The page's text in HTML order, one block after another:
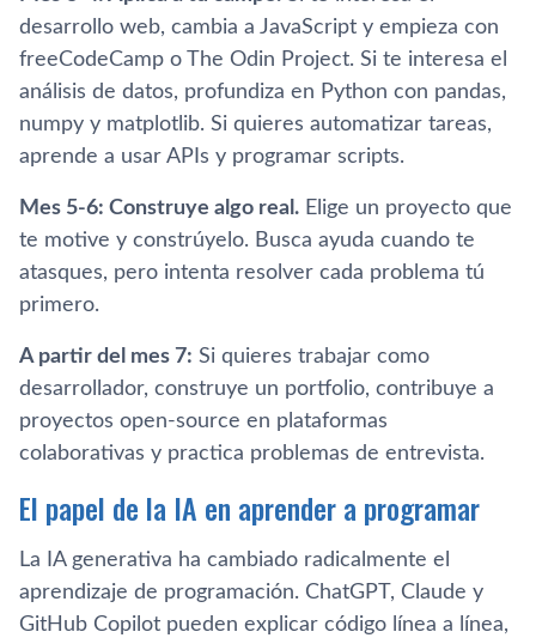
desarrollo web, cambia a JavaScript y empieza con
freeCodeCamp o The Odin Project. Si te interesa el
análisis de datos, profundiza en Python con pandas,
numpy y matplotlib. Si quieres automatizar tareas,
aprende a usar APIs y programar scripts.
Mes 5-6: Construye algo real. Elige un proyecto que
te motive y constrúyelo. Busca ayuda cuando te
atasques, pero intenta resolver cada problema tú
primero.
A partir del mes 7: Si quieres trabajar como
desarrollador, construye un portfolio, contribuye a
proyectos open-source en plataformas
colaborativas y practica problemas de entrevista.
El papel de la IA en aprender a programar
La IA generativa ha cambiado radicalmente el
aprendizaje de programación. ChatGPT, Claude y
GitHub Copilot pueden explicar código línea a línea,